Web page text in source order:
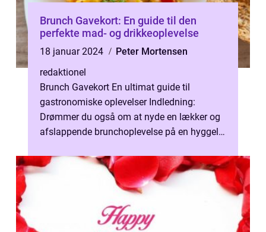
Brunch Gavekort: En guide til den
perfekte mad- og drikkeoplevelse
18 januar 2024
Peter Mortensen
redaktionel
Brunch Gavekort En ultimat guide til
gastronomiske oplevelser Indledning:
Drømmer du også om at nyde en lækker og
afslappende brunchoplevelse på en hyggelig